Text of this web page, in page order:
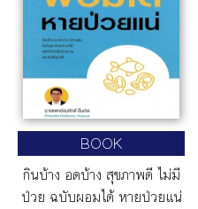
BOOK
กินบ้าง อดบ้าง สุขภาพดี ไม่มี
ป่วย ฉบับผอมได้ หายป่วยแน่